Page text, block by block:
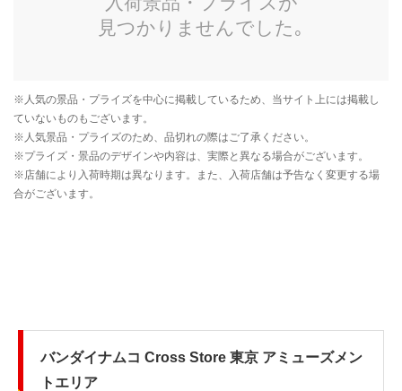
バンダイナムコ Cross Store 東京 アミューズメン
トエリア